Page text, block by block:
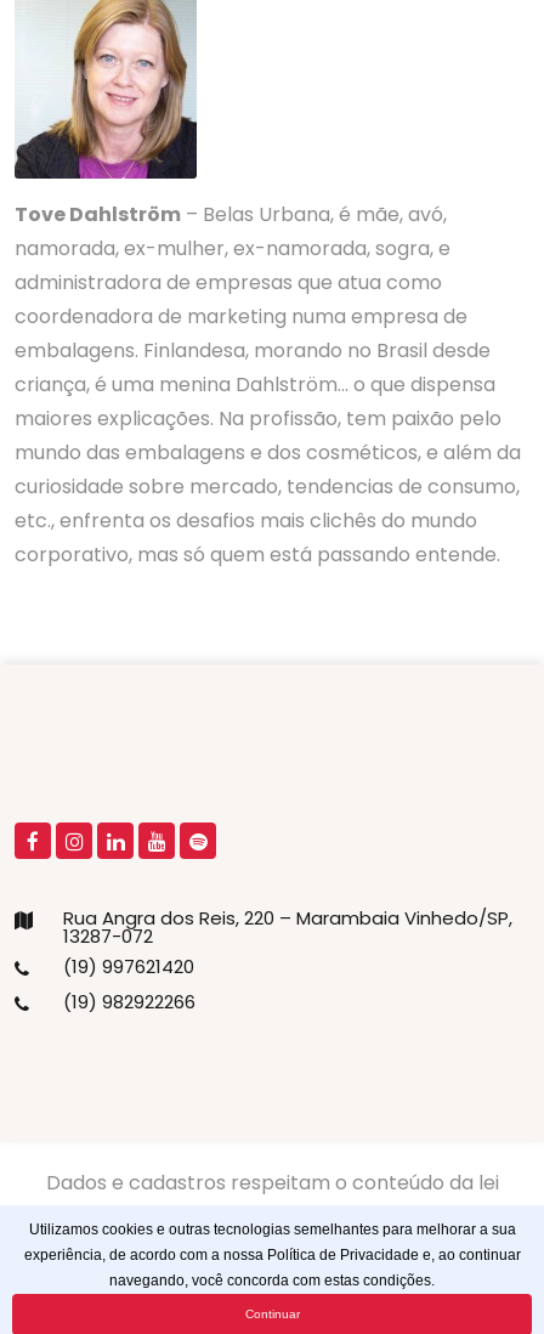
Tove Dahlström – Belas Urbana, é mãe, avó,
namorada, ex-mulher, ex-namorada, sogra, e
administradora de empresas que atua como
coordenadora de marketing numa empresa de
embalagens. Finlandesa, morando no Brasil desde
criança, é uma menina Dahlström… o que dispensa
maiores explicações. Na profissão, tem paixão pelo
mundo das embalagens e dos cosméticos, e além da
curiosidade sobre mercado, tendencias de consumo,
etc., enfrenta os desafios mais clichês do mundo
corporativo, mas só quem está passando entende.
Rua Angra dos Reis, 220 – Marambaia Vinhedo/SP,
13287-072
(19) 997621420
(19) 982922266
Dados e cadastros respeitam o conteúdo da lei
13.709/2018 LGPD -
Politíca de Privacidade
Politíca de
Cookies
. Todos os direitos reservados
Utilizamos cookies e outras tecnologias semelhantes para melhorar a sua
experiência, de acordo com a nossa Política de Privacidade e, ao continuar
navegando, você concorda com estas condições.
Continuar